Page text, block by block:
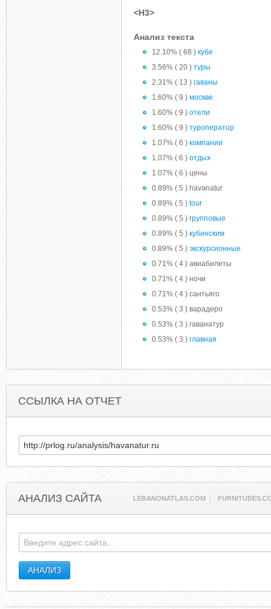
<H3>
Анализ текста
12.10% ( 68 ) кубе
3.56% ( 20 ) туры
2.31% ( 13 ) гаваны
1.60% ( 9 ) москве
1.60% ( 9 ) отели
1.60% ( 9 ) туроператор
1.07% ( 6 ) компании
1.07% ( 6 ) отдых
1.07% ( 6 ) цены
0.89% ( 5 ) havanatur
0.89% ( 5 ) tour
0.89% ( 5 ) групповые
0.89% ( 5 ) кубинским
0.89% ( 5 ) экскурсионные
0.71% ( 4 ) авиабилеты
0.71% ( 4 ) ночи
0.71% ( 4 ) сантьяго
0.53% ( 3 ) варадеро
0.53% ( 3 ) гаванатур
0.53% ( 3 ) главная
ССЫЛКА НА ОТЧЕТ
АНАЛИЗ САЙТА LEBANONATLAS.COM